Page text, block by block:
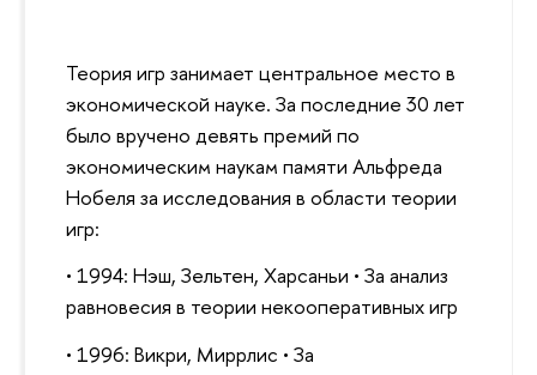
Теория игр занимает центральное место в
экономической науке. За последние 30 лет
было вручено девять премий по
экономическим наукам памяти Альфреда
Нобеля за исследования в области теории
игр:
• 1994: Нэш, Зельтен, Харсаньи • За анализ
равновесия в теории некооперативных игр
• 1996: Викри, Миррлис • За